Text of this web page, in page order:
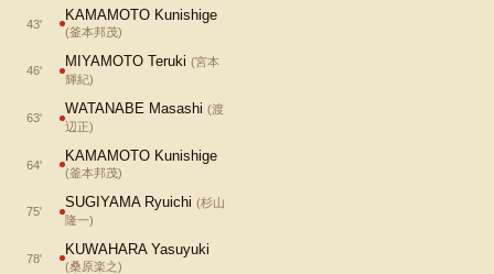
43'
KAMAMOTO Kunishige
(釜本邦茂)
46'
MIYAMOTO Teruki (宮本
輝紀)
63'
WATANABE Masashi (渡
辺正)
64'
KAMAMOTO Kunishige
(釜本邦茂)
75'
SUGIYAMA Ryuichi (杉山
隆一)
78'
KUWAHARA Yasuyuki
(桑原楽之)